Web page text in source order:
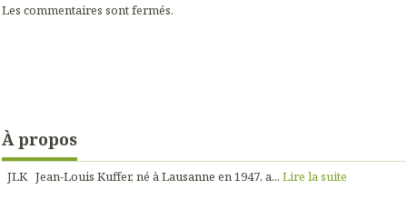
Les commentaires sont fermés.
À propos
JLK Jean-Louis Kuffer, né à Lausanne en 1947, a... Lire la suite